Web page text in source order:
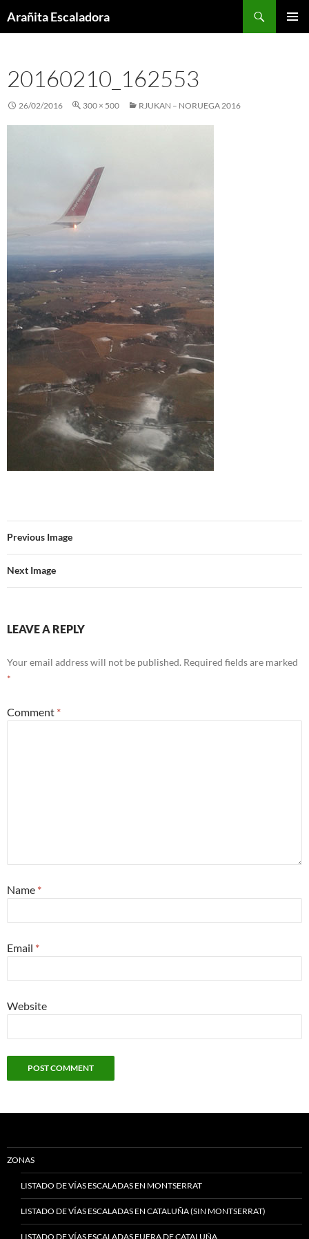
toArañita Escaladora
20160210_162553
26/02/2016 300 × 500 RJUKAN – NORUEGA 2016
Previous Image
Next Image
LEAVE A REPLY
Your email address will not be published. Required fields are marked
*
Comment *
Name *
Email *
Website
ZONAS
LISTADO DE VÍAS ESCALADAS EN MONTSERRAT
LISTADO DE VÍAS ESCALADAS EN CATALUÑA (SIN MONTSERRAT)
LISTADO DE VÍAS ESCALADAS FUERA DE CATALUÑA